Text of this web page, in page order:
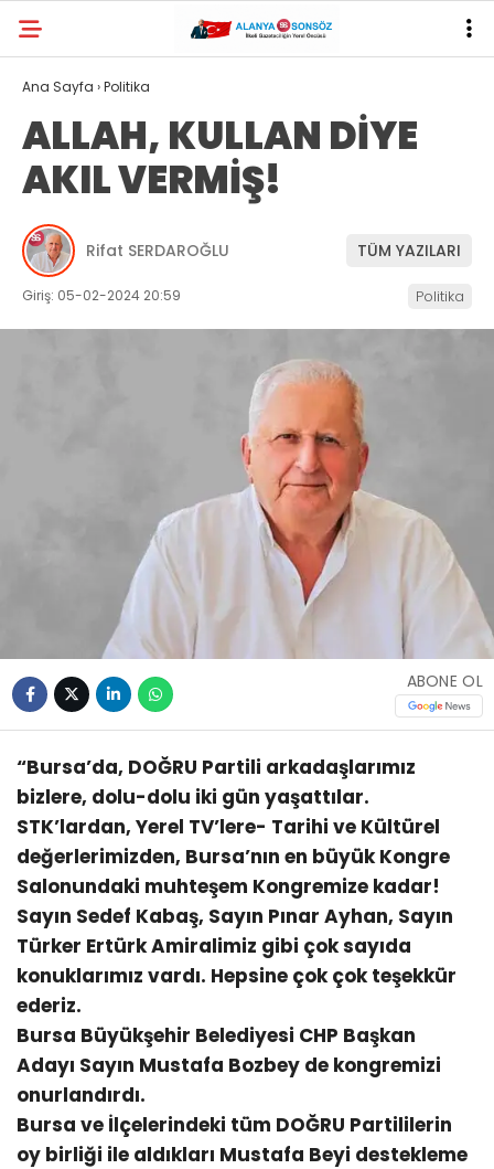
Ana Sayfa ›Politika
ALLAH, KULLAN DİYE
AKIL VERMİŞ!
Rifat SERDAROĞLU TÜM YAZILARI
Giriş: 05-02-2024 20:59 Politika
ABONE OL
“Bursa’da, DOĞRU Partili arkadaşlarımız
bizlere, dolu-dolu iki gün yaşattılar.
STK’lardan, Yerel TV’lere- Tarihi ve Kültürel
değerlerimizden, Bursa’nın en büyük Kongre
Salonundaki muhteşem Kongremize kadar!
Sayın Sedef Kabaş, Sayın Pınar Ayhan, Sayın
Türker Ertürk Amiralimiz gibi çok sayıda
konuklarımız vardı. Hepsine çok çok teşekkür
ederiz.
Bursa Büyükşehir Belediyesi CHP Başkan
Adayı Sayın Mustafa Bozbey de kongremizi
onurlandırdı.
Bursa ve İlçelerindeki tüm DOĞRU Partililerin
oy birliği ile aldıkları Mustafa Beyi destekleme